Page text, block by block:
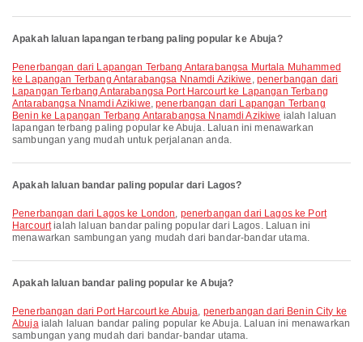
Apakah laluan lapangan terbang paling popular ke Abuja?
penerbangan dari Lapangan Terbang Antarabangsa Murtala Muhammed
ke Lapangan Terbang Antarabangsa Nnamdi Azikiwe , penerbangan dari
Lapangan Terbang Antarabangsa Port Harcourt ke Lapangan Terbang
Antarabangsa Nnamdi Azikiwe,penerbangan dari Lapangan Terbang
Benin ke Lapangan Terbang Antarabangsa Nnamdi Azikiwe ialah laluan
lapangan terbang paling popular ke Abuja. Laluan ini menawarkan
sambungan yang mudah untuk perjalanan anda.
Apakah laluan bandar paling popular dari Lagos?
penerbangan dari Lagos ke London, penerbangan dari Lagos ke Port
Harcourtialah laluan bandar paling popular dari Lagos. Laluan ini
menawarkan sambungan yang mudah dari bandar-bandar utama.
Apakah laluan bandar paling popular ke Abuja?
penerbangan dari Port Harcourt ke Abuja, penerbangan dari Benin City ke
Abujaialah laluan bandar paling popular ke Abuja. Laluan ini menawarkan
sambungan yang mudah dari bandar-bandar utama.